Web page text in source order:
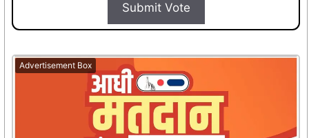
Submit Vote
Advertisement Box